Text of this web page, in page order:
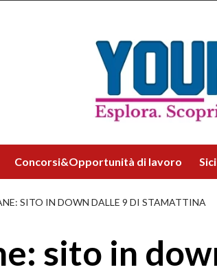
Concorsi&Opportunità di lavoro
SITO IN DOWN DALLE 9 DI STAMATTINA
sito in